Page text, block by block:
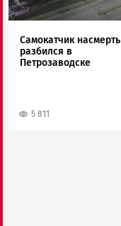
Самокатчик насмерть
разбился в
Петрозаводске
5 811